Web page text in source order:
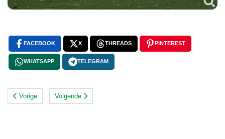
FACEBOOK X THREADS PINTEREST
WHATSAPP TELEGRAM
Vorige Volgende